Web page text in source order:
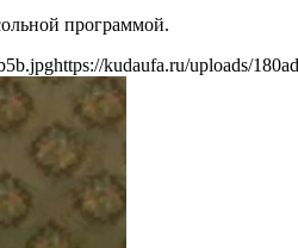
программой.
https://kudaufa.ru/uploads/